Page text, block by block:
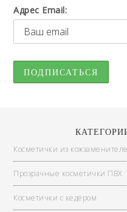
Адрес Email:
Косметички из
Прозрачные косметички ПВХ
Косметички с кедером